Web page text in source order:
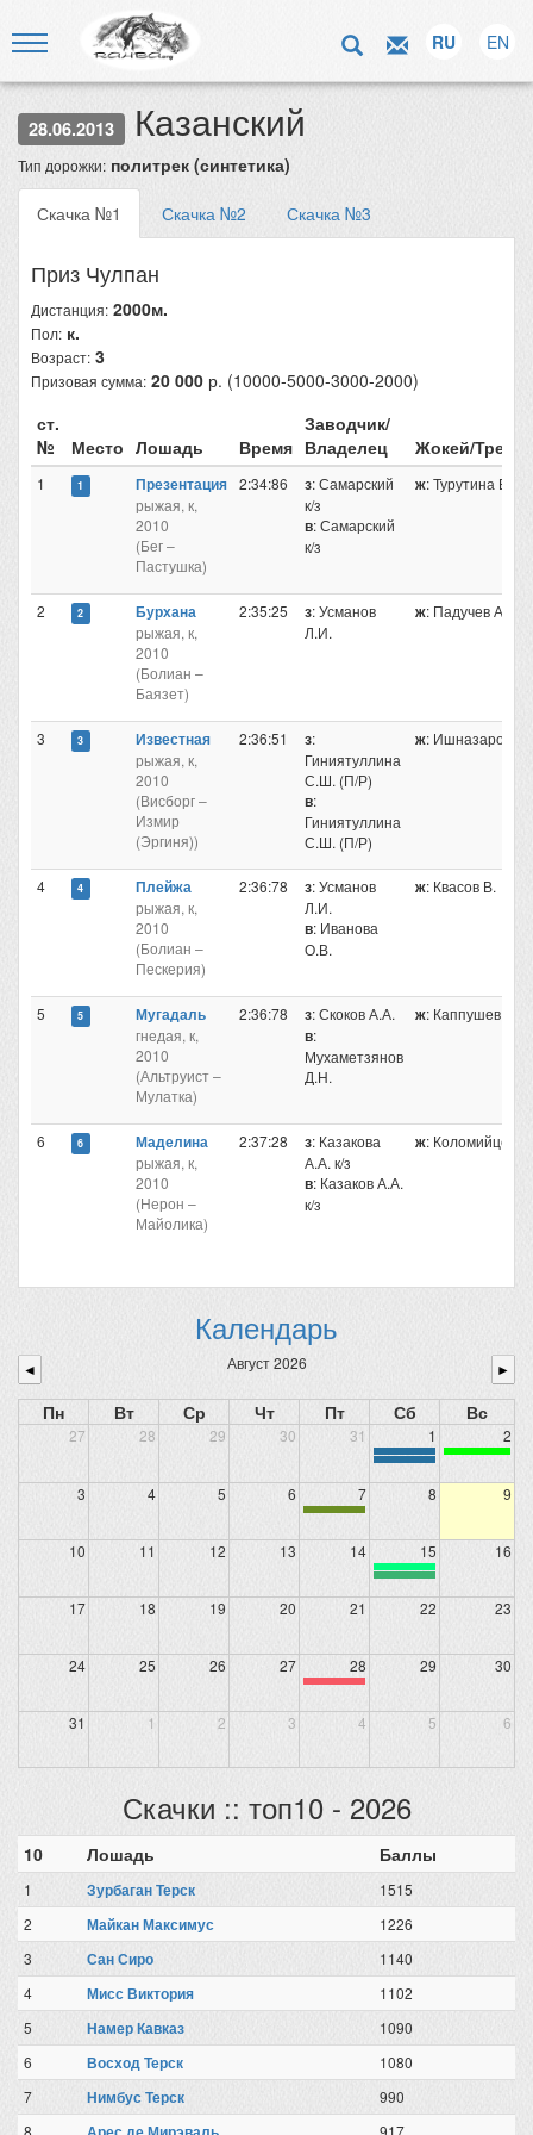
RU EN
28.06.2013 Казанский
Тип дорожки: политрек (синтетика)
Скачка №1 Скачка №2 Скачка №3
Приз Чулпан
Дистанция: 2000м.
Пол: к.
Возраст: 3
Призовая сумма: 20 000 р. (10000-5000-3000-2000)
ст.
№
Место Лошадь Время
Заводчик/
Владелец
Жокей/
Презентация
рыжая, к,
2010
(Бег –
Пастушка)
2:34:86 з: Самарский
к/з
в: Самарский
к/з
ж: Турутина Е.В.
Бурхана
рыжая, к,
2010
(Болиан –
Баязет)
2:35:25 з: Усманов
Л.И.
ж: Падучев А.
Известная
рыжая, к,
2010
(Висборг –
Измир
(Эргиня))
2:36:51 з
Гиниятуллина
С.Ш. (П/Р)
в
Гиниятуллина
С.Ш. (П/Р)
ж: Ишназаров
Плейжа
рыжая, к,
2010
(Болиан –
Пескерия)
2:36:78 з: Усманов
Л.И.
в: Иванова
О.В.
ж: Квасов В.
Мугадаль
гнедая, к,
2010
(Альтруист –
Мулатка)
2:36:78 з: Скоков А.А.
в
Мухаметзянов
Д.Н.
ж: Каппушев
Маделина
рыжая, к,
2010
(Нерон –
Майолика)
2:37:28 з: Казакова
А.А. к/з
в: Казаков А.А.
к/з
ж: Коломийцев
Календарь
◄ Август 2026 ►
Пн Вт Ср Чт Пт Сб Вс
27 28 29 30 31 1 2
3 4 5 6 7 8 9
10 11 12 13 14 15 16
17 18 19 20 21 22 23
24 25 26 27 28 29 30
31 1 2 3 4 5 6
Скачки :: топ10 - 2026
10 Лошадь Баллы
1 Зурбаган Терск
1515
2
Майкан Максимус
1226
3
Сан Сиро
1140
4
Мисс Виктория
1102
5
Намер Кавказ
1090
6
Восход Терск
1080
7
Нимбус Терск
990
8
917